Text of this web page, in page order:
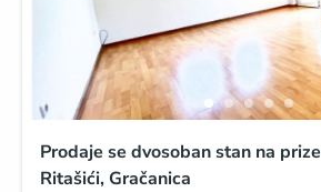
Prodaje se dvosoban stan na
Ritašići, Gračanica